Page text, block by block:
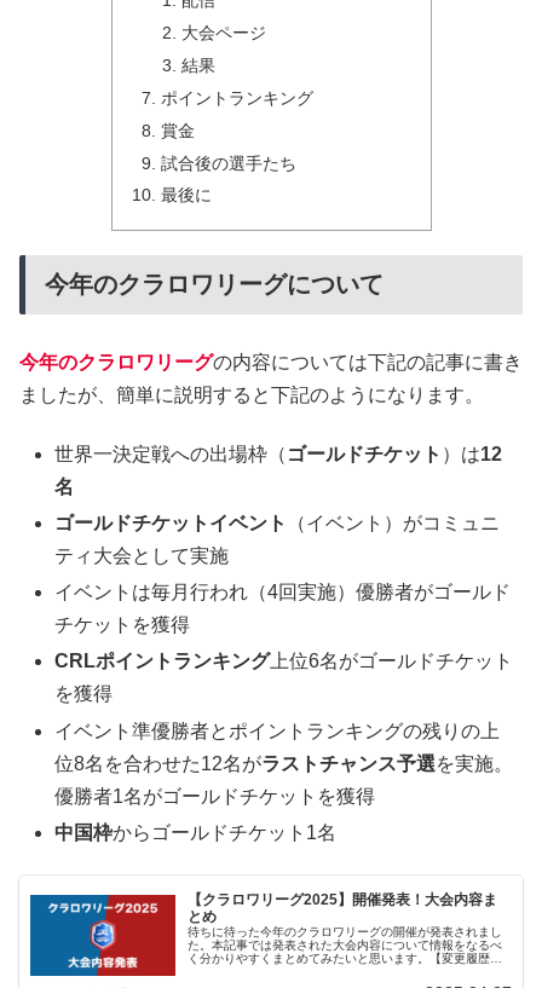
大会ページ
結果
ポイントランキング
賞金
試合後の選手たち
最後に
今年のクラロワリーグについて
今年のクラロワリーグの内容については下記の記事に書き
ましたが、簡単に説明すると下記のようになります。
世界一決定戦への出場枠（ ゴールドチケット ）は12
名
ゴールドチケットイベント
（イベント）がコミュニ
ティ大会として実施
イベントは毎月行われ（4回実施）優勝者がゴールド
チケットを獲得
CRLポイントランキング上位6名がゴールドチケット
を獲得
イベント準優勝者とポイントランキングの残りの上
位8名を合わせた12名がラストチャンス予選を実施。
優勝者1名がゴールドチケットを獲得
中国枠からゴールドチケット1名
【クラロワリーグ2025】開催発表！大会内容ま
とめ
待ちに待った今年のクラロワリーグの開催が発表されまし
た。本記事では発表された大会内容について情報をなるべ
く分かりやすくまとめてみたいと思います。【変更履歴】